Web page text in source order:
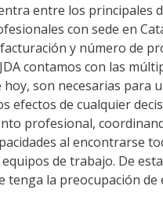
entre los principales
con sede en
y número de
contamos con las
hoy, son necesarias para
efectos de cualquier
profesional,
al encontrarse
de trabajo. De
tenga la preocupación